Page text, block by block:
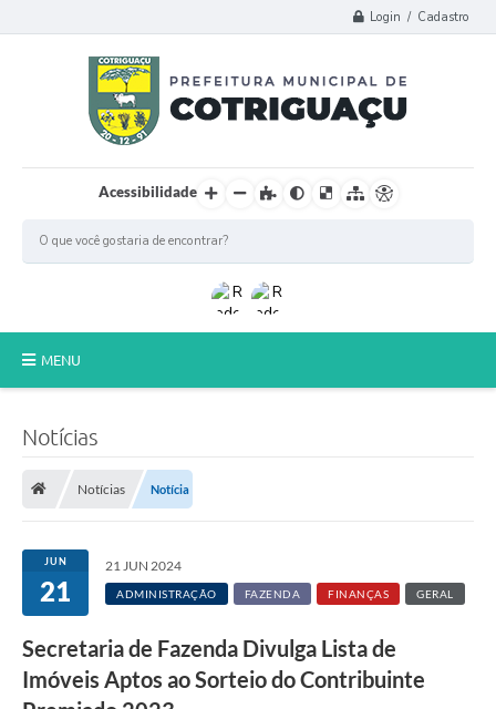
Login / Cadastro
Acessibilidade
MENU
A Prefeitura
Notícias
Secretarias
Notícias
Notícias Notícia
JUN
21
21 JUN 2024
ADMINISTRAÇÃO FAZENDA FINANÇAS GERAL
Secretaria de Fazenda Divulga Lista de
Imóveis Aptos ao Sorteio do Contribuinte